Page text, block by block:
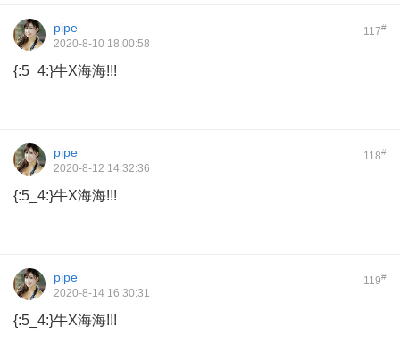
117#
pipe
2020-8-10 18:00:58
{:5_4:}牛X海海!!!
118#
pipe
2020-8-12 14:32:36
{:5_4:}牛X海海!!!
119#
pipe
2020-8-14 16:30:31
{:5_4:}牛X海海!!!